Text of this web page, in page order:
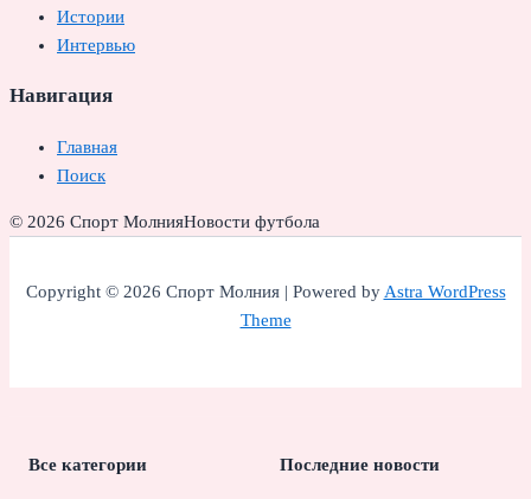
Истории
Интервью
Навигация
Главная
Поиск
© 2026 Спорт МолнияНовости футбола
Copyright © 2026 Спорт Молния | Powered byAstra WordPress
Theme
Все категории Последние новости